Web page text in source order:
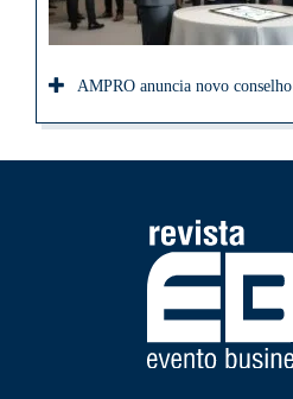
AMPRO anuncia novo conselho